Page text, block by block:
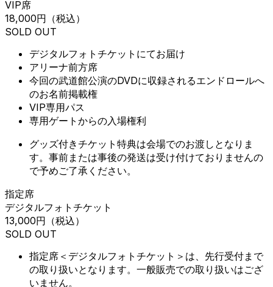
VIP席
18,000円 （税込）
SOLD OUT
デジタルフォトチケットにてお届け
アリーナ前方席
今回の武道館公演のDVDに収録されるエンドロールへ
のお名前掲載権
VIP専用パス
専用ゲートからの入場権利
グッズ付きチケット特典は会場でのお渡しとなりま
す。事前または事後の発送は受け付けておりませんの
で予めご了承ください。
指定席
デジタルフォトチケット
13,000円 （税込）
SOLD OUT
指定席＜デジタルフォトチケット＞は、先行受付まで
の取り扱いとなります。一般販売での取り扱いはござ
いません。